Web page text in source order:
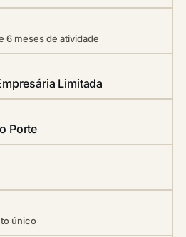
6 meses de atividade
Limitada
Porte
único